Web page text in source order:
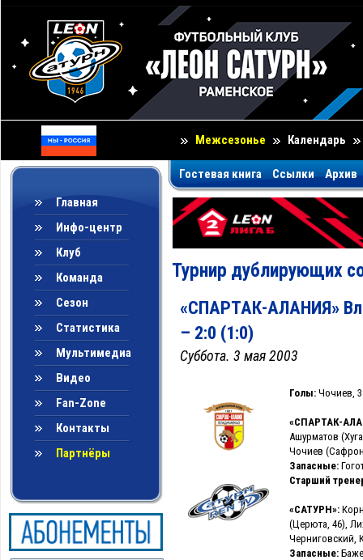
Межсезонье Календарь
Главная
Инфо-центр
Клуб
Команда
Сезон
Статистика
Мультимедиа
Видео
Fan-Zone
Контакты
Партнёры
Гостевая книга Ссылки Архив
Турнир дублирующих
«СПАРТАК-АЛАНИЯ»
– 2:0 (1:0)
Суббота. 3 мая 2003
Голы: Чочиев,
«СПАРТАК-
Ашурматов
Чочиев
Запасные:
Старший
«САТУРН»:
(Церюта, 46),
Черниговский,
Запасные: